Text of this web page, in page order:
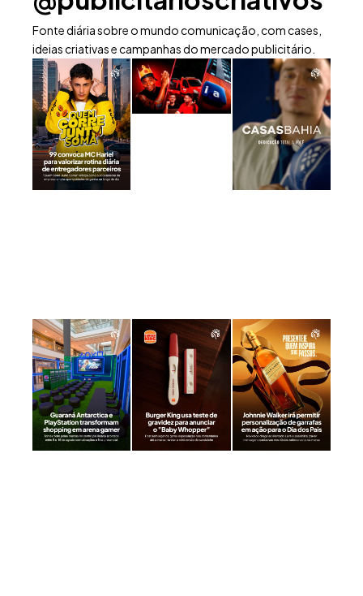
Fonte diária sobre o mundo comunicação, com cases,
ideias criativas e campanhas do mercado publicitário.